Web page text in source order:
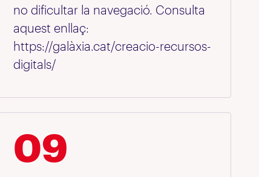
no dificultar la navegació. Consulta
aquest enllaç:
https://galàxia.cat/creacio-recursos-
digitals/
09